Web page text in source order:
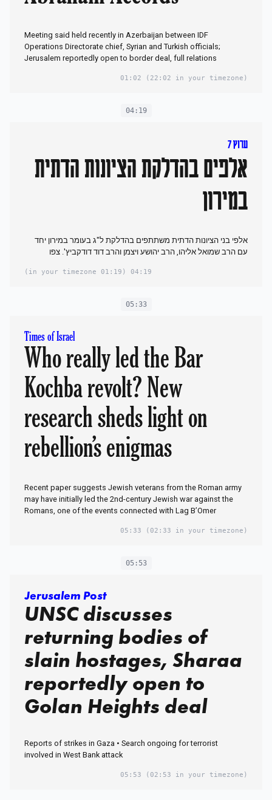
Meeting said held recently in Azerbaijan between IDF
Operations Directorate chief, Syrian and Turkish officials;
Jerusalem reportedly open to border deal, full relations
01:02 (22:02 in your timezone)
04:19
ערוץ 7
אלפים בהדלקת הציונות הדתית
במירון
אלפי בני הציונות הדתית משתתפים בהדלקת ל"ג בעומר במירון יחד
עם הרב שמואל אליהו, הרב יהושע ויצמן והרב דוד דודקביץ'. צפו
04:19
(01:19 in your timezone)
05:33
Times of Israel
Who really led the Bar
Kochba revolt? New
research sheds light on
rebellion’s enigmas
Recent paper suggests Jewish veterans from the Roman army
may have initially led the 2nd-century Jewish war against the
Romans, one of the events connected with Lag B’Omer
05:33 (02:33 in your timezone)
05:53
Jerusalem Post
UNSC discusses
returning bodies of
slain hostages, Sharaa
reportedly open to
Golan Heights deal
Reports of strikes in Gaza • Search ongoing for terrorist
involved in West Bank attack
05:53 (02:53 in your timezone)